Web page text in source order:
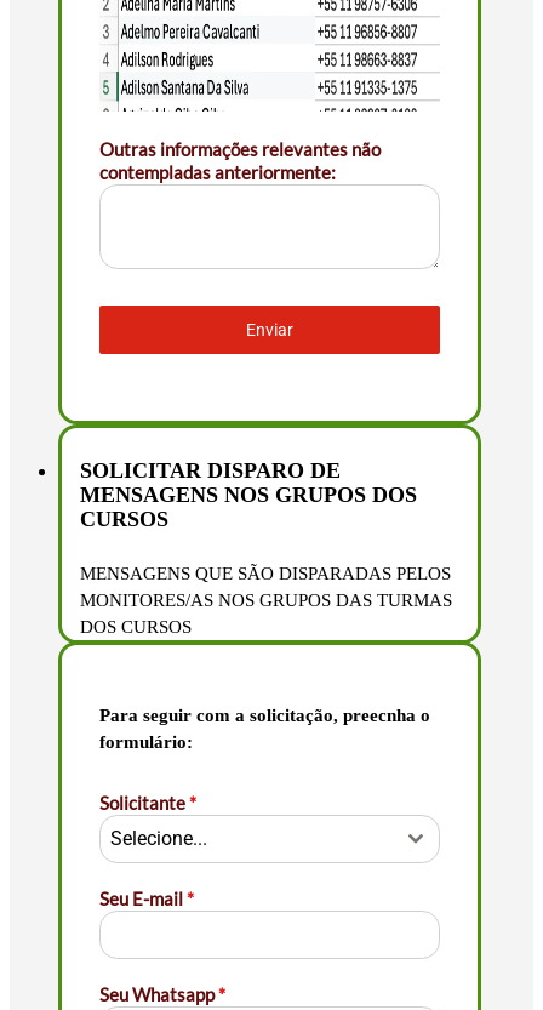
Outras informações relevantes não
contempladas anteriormente:
Enviar
SOLICITAR DISPARO DE
MENSAGENS NOS GRUPOS DOS
CURSOS
MENSAGENS QUE SÃO DISPARADAS PELOS
MONITORES/AS NOS GRUPOS DAS TURMAS
DOS CURSOS
Para seguir com a solicitação, preecnha o
formulário:
Solicitante*
Selecione...
Seu E-mail*
Seu Whatsapp*